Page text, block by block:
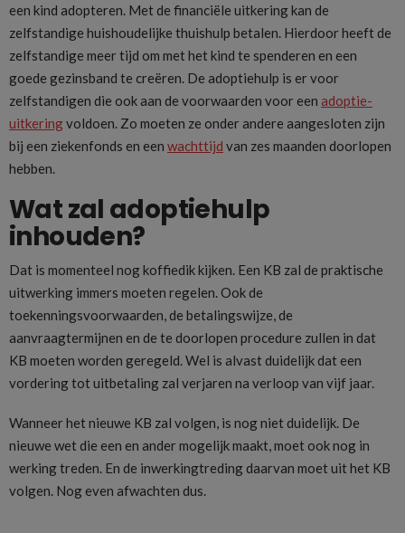
een kind adopteren. Met de financiële uitkering kan de
zelfstandige huishoudelijke thuishulp betalen. Hierdoor heeft de
zelfstandige meer tijd om met het kind te spenderen en een
goede gezinsband te creëren. De adoptiehulp is er voor
zelfstandigen die ook aan de voorwaarden voor een adoptie-
uitkeringvoldoen. Zo moeten ze onder andere aangesloten zijn
bij een ziekenfonds en een wachttijd van zes maanden doorlopen
hebben.
Wat zal adoptiehulp
inhouden?
Dat is momenteel nog koffiedik kijken. Een KB zal de praktische
uitwerking immers moeten regelen. Ook de
toekenningsvoorwaarden, de betalingswijze, de
aanvraagtermijnen en de te doorlopen procedure zullen in dat
KB moeten worden geregeld. Wel is alvast duidelijk dat een
vordering tot uitbetaling zal verjaren na verloop van vijf jaar.
Wanneer het nieuwe KB zal volgen, is nog niet duidelijk. De
nieuwe wet die een en ander mogelijk maakt, moet ook nog in
werking treden. En de inwerkingtreding daarvan moet uit het KB
volgen. Nog even afwachten dus.